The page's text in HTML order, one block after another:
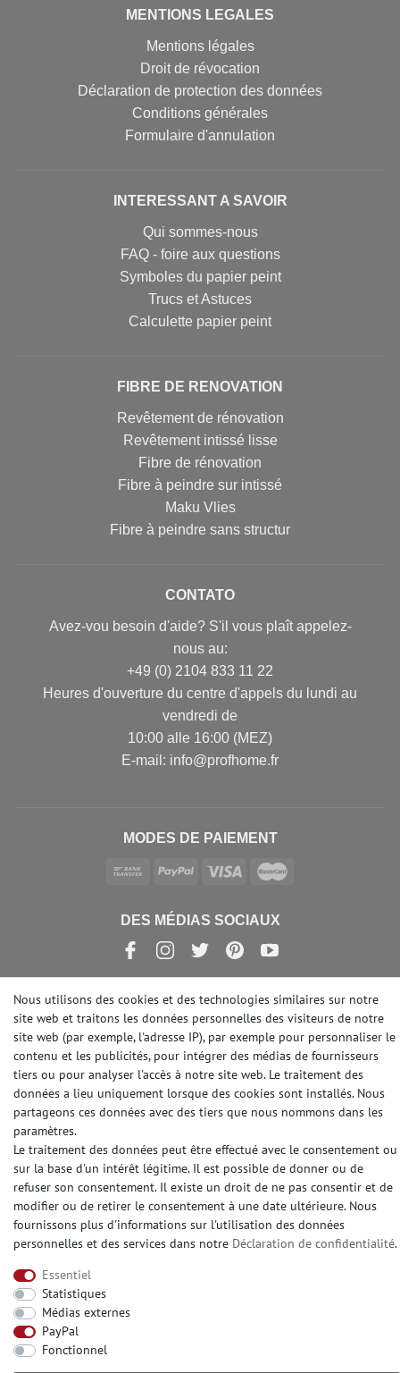
MENTIONS LEGALES
Mentions légales
Droit de révocation
Déclaration de protection des données
Conditions générales
Formulaire d'annulation
INTERESSANT A SAVOIR
Qui sommes-nous
FAQ - foire aux questions
Symboles du papier peint
Trucs et Astuces
Calculette papier peint
FIBRE DE RENOVATION
Revêtement de rénovation
Revêtement intissé lisse
Fibre de rénovation
Fibre à peindre sur intissé
Maku Vlies
Fibre à peindre sans structur
CONTATO
Avez-vou besoin d'aide? S'il vous plaît appelez-
nous au:
+49 (0) 2104 833 11 22
Heures d'ouverture du centre d'appels du lundi au
vendredi de
10:00 alle 16:00 (MEZ)
E-mail: info@profhome.fr
MODES DE PAIEMENT
DES MÉDIAS SOCIAUX
© Copyright 2026 | e-Delux GmbH
Nous utilisons des cookies et des technologies similaires sur notre
site web et traitons les données personnelles des visiteurs de notre
site web (par exemple, l'adresse IP), par exemple pour personnaliser le
contenu et les publicités, pour intégrer des médias de fournisseurs
tiers ou pour analyser l'accès à notre site web. Le traitement des
données a lieu uniquement lorsque des cookies sont installés. Nous
partageons ces données avec des tiers que nous nommons dans les
paramètres.
Le traitement des données peut être effectué avec le consentement ou
sur la base d'un intérêt légitime. Il est possible de donner ou de
refuser son consentement. Il existe un droit de ne pas consentir et de
modifier ou de retirer le consentement à une date ultérieure. Nous
fournissons plus d'informations sur l'utilisation des données
personnelles et des services dans notre Déclaration de confidentialité.
Essentiel
Statistiques
Médias externes
PayPal
Fonctionnel